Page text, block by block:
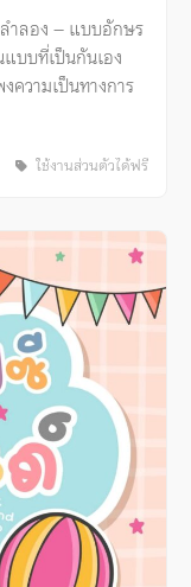
ำลอง – แบบอักษร
บบที่เป็นกันเอง
ความเป็นทางการ
ใช้งานส่วนตัวได้ฟรี